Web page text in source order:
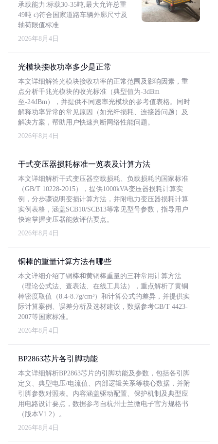
承载能力:标载30-35吨,最大允许总重
49吨 c)符合国家道路车辆外廓尺寸及
轴荷限值标准
2026年8月4日
光模块接收功率多少是正常
本文详细解答光模块接收功率的正常范围及影响因素，重
点分析千兆光模块的收光标准（典型值为-3dBm
至-24dBm），并提供不同速率光模块的参考值表格。同时
解释功率异常的常见原因（如光纤损耗、连接器问题）及
解决方案，帮助用户快速判断网络性能问题。
2026年8月4日
干式变压器损耗标准一览表及计算方法
本文详细解析干式变压器空载损耗、负载损耗的国家标准
（GB/T 10228-2015），提供1000kVA变压器损耗计算实
例，分步骤说明变损计算方法，并附电力变压器损耗计算
实例表格，涵盖SCB10/SCB13等常见型号参数，指导用户
快速掌握变压器能效评估要点。
2026年8月4日
铜棒的重量计算方法有哪些
本文详细介绍了铜棒和黄铜棒重量的三种常用计算方法
（理论公式法、查表法、在线工具法），重点解析了黄铜
棒密度取值（8.4-8.7g/cm³）和计算公式的差异，并提供实
际计算案例、误差分析及选材建议，数据参考GB/T 4423-
2007等国家标准。
2026年8月4日
BP2863芯片各引脚功能
本文详细解析BP2863芯片的引脚功能及参数，包括各引脚
定义、典型电压/电流值、内部逻辑关系等核心数据，并附
引脚参数对照表。内容涵盖驱动配置、保护机制及典型应
用电路设计要点，数据参考自杭州士兰微电子官方规格书
（版本V1.2）。
2026年8月4日